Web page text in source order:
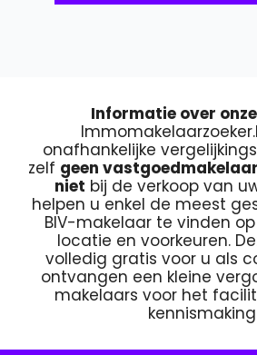
Informatie over
onafhankelijke
zelf geen
niet bij de verkoop van
helpen u enkel de meest
BIV-makelaar te vinden
locatie en voorkeuren.
volledig gratis voor u als
ontvangen een kleine
makelaars voor het